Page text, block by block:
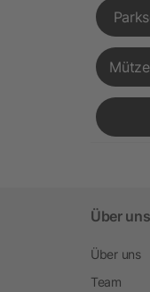
Über uns
Über uns
Team